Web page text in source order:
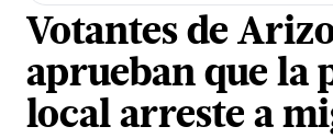
Votantes de
aprueban que la
local arreste a